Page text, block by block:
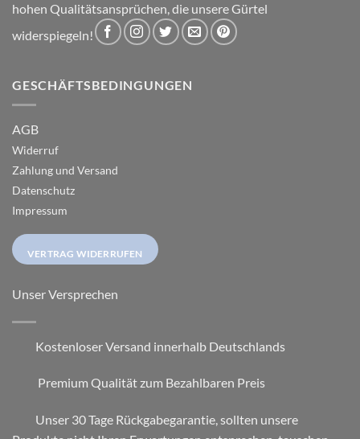
hohen Qualitätsansprüchen, die unsere Gürtel
widerspiegeln!
GESCHÄFTSBEDINGUNGEN
AGB
Widerruf
Zahlung und Versand
Datenschutz
Impressum
VERTRAG WIDERRUFEN
Unser Versprechen
Kostenloser Versand innerhalb Deutschlands
Premium Qualität zum Bezahlbaren Preis
Unser 30 Tage Rückgabegarantie, sollten unsere